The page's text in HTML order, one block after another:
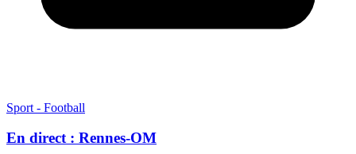
Sport - Football
En direct : Rennes-OM